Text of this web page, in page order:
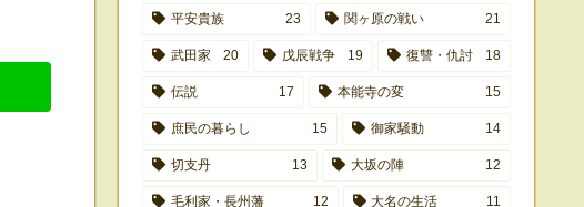
平安貴族 23 関ヶ原の戦い 21
武田家 20 戊辰戦争 19 復讐・仇討 18
伝説 17 本能寺の変 15
庶民の暮らし 15 御家騒動 14
切支丹 13 大坂の陣 12
毛利家・長州藩 12 大名の生活 11